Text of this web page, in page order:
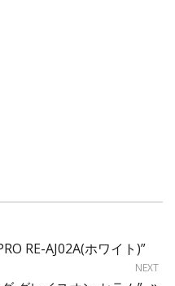
RE-AJ02A(ホワイト)”
NEXT